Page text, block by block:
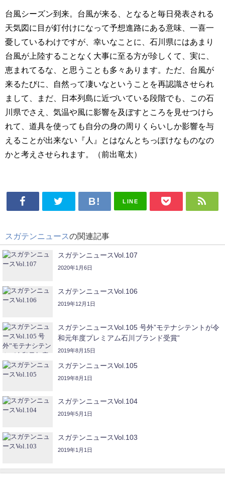
台風シーズン到来。台風が来る、となると毎日発表される
天気図に目が釘付けになって予想進路にある意味、一喜一
憂しているわけですが、幸いなことに、石川県にはあまり
台風が上陸することなく大事に至る方が珍しくて、実に、
恵まれてるな、と思うことも多々あります。ただ、台風が
来るたびに、自然って凄いなということを再認識させられ
まして、まだ、日本列島に近づいている段階でも、この石
川県でさえ、気温や風に影響を及ぼすところを見せつけら
れて、道具を使っても自分の身の周りくらいしか影響を与
えることが出来ない『人』とはなんとちっぽけなものなの
かと考えさせられます。（前出竜太）
LINE
スガテンニュースの関連記事
スガテンニュースVol.107
2020年1月6日
スガテンニュースVol.106
2019年12月1日
スガテンニュースVol.105 号外”モテナシテントが令
和元年度プレミアム石川ブランド受賞”
2019年8月15日
スガテンニュースVol.105
2019年8月1日
スガテンニュースVol.104
2019年5月1日
スガテンニュースVol.103
2019年1月1日